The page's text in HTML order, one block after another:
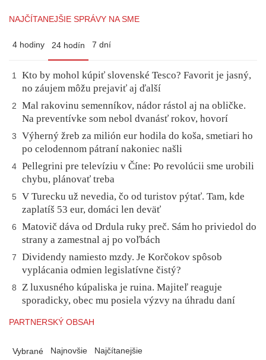
NAJČÍTANEJŠIE SPRÁVY NA SME
4 hodiny 24 hodín 7 dní
1
Kto by mohol kúpiť slovenské Tesco? Favorit je jasný,
no záujem môžu prejaviť aj ďalší
2
Mal rakovinu semenníkov, nádor rástol aj na obličke.
Na preventívke som nebol dvanásť rokov, hovorí
3
Výherný žreb za milión eur hodila do koša, smetiari ho
po celodennom pátraní nakoniec našli
4 Pellegrini pre televíziu v Číne: Po revolúcii sme urobili
chybu, plánovať treba
5
V Turecku už nevedia, čo od turistov pýtať. Tam, kde
zaplatíš 53 eur, domáci len deväť
6
Matovič dáva od Drdula ruky preč. Sám ho priviedol do
strany a zamestnal aj po voľbách
7
Dividendy namiesto mzdy. Je Korčokov spôsob
vyplácania odmien legislatívne čistý?
8
Z luxusného kúpaliska je ruina. Majiteľ reaguje
sporadicky, obec mu posiela výzvy na úhradu daní
PARTNERSKÝ OBSAH
Vybrané Najnovšie Najčítanejšie